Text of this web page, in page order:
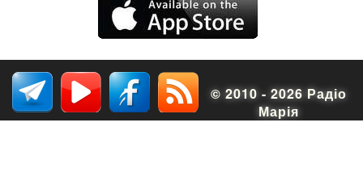
© 2010 - 2026 Радіо
Марія